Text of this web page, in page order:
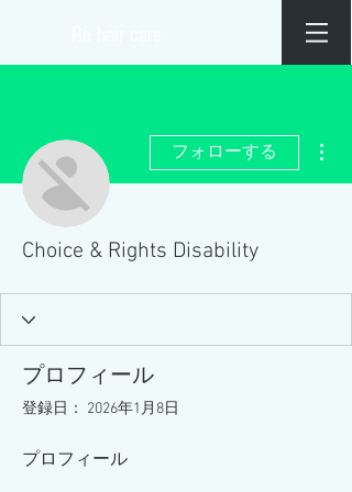
フォローする
Choice & Rights Disability
プロフィール
登録日： 2026年1月8日
プロフィール